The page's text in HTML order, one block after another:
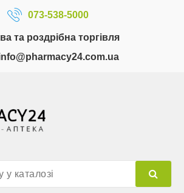
073-538-5000
та роздрібна торгівля